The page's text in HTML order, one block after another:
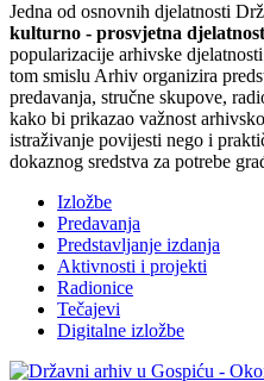
Jedna od osnovnih djelatnosti
kulturno - prosvjetna djelatnost
popularizacije arhivske
tom smislu Arhiv organizira
predavanja, stručne skupove,
kako bi prikazao važnost
istraživanje povijesti nego i
dokaznog sredstva za potrebe
Izložbe
Predavanja
Predstavljanje izdanja
Aktivnosti i projekti
Radionice
Tečajevi
Digitalne izložbe